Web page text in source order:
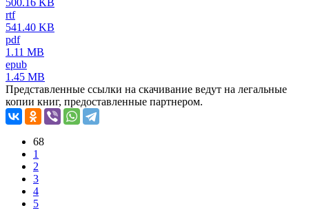
500.16 KB
rtf
541.40 KB
pdf
1.11 MB
epub
1.45 MB
Представленные ссылки на скачивание ведут на легальные
копии книг, предоставленные партнером.
68
1
2
3
4
5